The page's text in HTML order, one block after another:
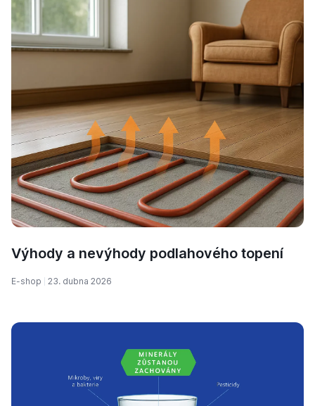
Výhody a nevýhody podlahového topení
E-shop 23. dubna 2026